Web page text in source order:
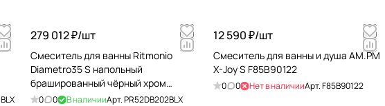
279 012 ₽/шт
Смеситель для ванны Ritmonio
Diametro35 S напольный
брашированный чёрный хром
PR52DB202BLX
0 0 В наличииАрт.PR52DB202BLX
12 590 ₽/шт
Смеситель для ванны и душа AM.PM
X-Joy S F85B90122
0 0 Нет в наличииАрт.F85B90122